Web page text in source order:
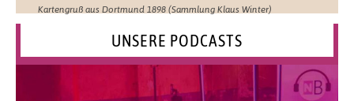
Kartengruß aus Dortmund 1898 (Sammlung Klaus Winter)
UNSERE PODCASTS